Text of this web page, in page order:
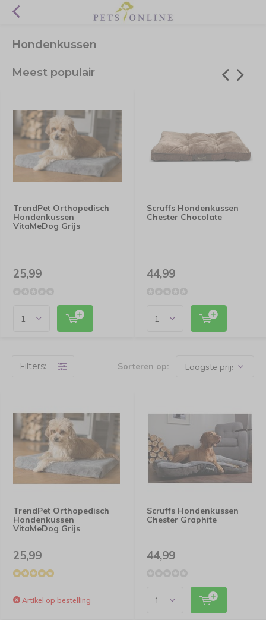
Hondenkussen
Meest populair
TrendPet Orthopedisch
Hondenkussen
VitaMeDog Grijs
25,99
Scruffs Hondenkussen
Chester Chocolate
44,99
Filters: Sorteren op:
TrendPet Orthopedisch
Hondenkussen
VitaMeDog Grijs
25,99
Artikel op bestelling
Scruffs Hondenkussen
Chester Graphite
44,99